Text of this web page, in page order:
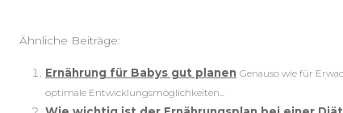
Ähnliche Beiträge:
Ernährung für Babys gut planen Genauso wie für
optimale Entwicklungsmöglichkeiten...